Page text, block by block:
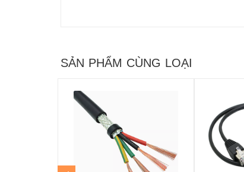
SẢN PHẨM CÙNG LOẠI